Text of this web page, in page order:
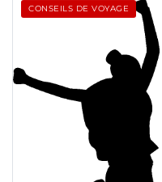
CONSEILS DE VOYAGE